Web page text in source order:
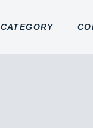
CATEGORY